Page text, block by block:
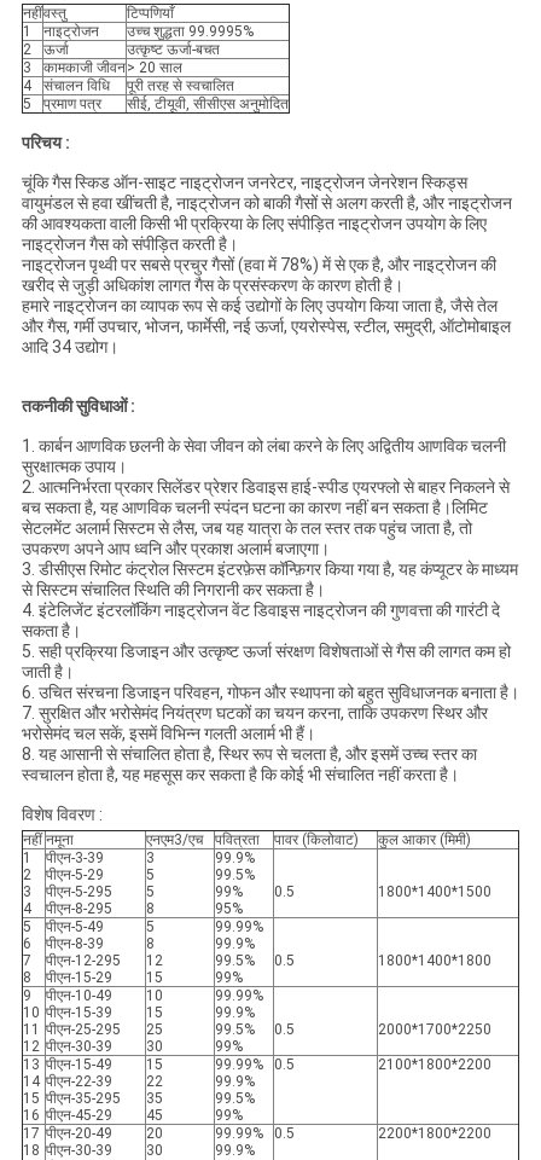
नहींवस्तु
टिप्पणियाँ
1
नाइट्रोजन
उच्च शुद्धता 99.9995%
2
ऊर्जा
उत्कृष्ट ऊर्जा-बचत
3
कामकाजी जीवन> 20 साल
4
संचालन विधि
पूरी तरह से स्वचालित
5
प्रमाण पत्र सीई, टीयूवी, सीसीएस अनुमोदित
परिचय :
चूंकि गैस स्किड ऑन-साइट नाइट्रोजन जनरेटर, नाइट्रोजन जेनरेशन स्किड्स
वायुमंडल से हवा खींचती है, नाइट्रोजन को बाकी गैसों से अलग करती है, और नाइट्रोजन
की आवश्यकता वाली किसी भी प्रक्रिया के लिए संपीड़ित नाइट्रोजन उपयोग के लिए
नाइट्रोजन गैस को संपीड़ित करती है।
नाइट्रोजन पृथ्वी पर सबसे प्रचुर गैसों (हवा में 78%) में से एक है, और नाइट्रोजन की
खरीद से जुड़ी अधिकांश लागत गैस के प्रसंस्करण के कारण होती है।
हमारे नाइट्रोजन का व्यापक रूप से कई उद्योगों के लिए उपयोग किया जाता है, जैसे तेल
और गैस, गर्मी उपचार, भोजन, फार्मेसी, नई ऊर्जा, एयरोस्पेस, स्टील, समुद्री, ऑटोमोबाइल
आदि 34 उद्योग।
तकनीकी सुविधाओं :
1. कार्बन आणविक छलनी के सेवा जीवन को लंबा करने के लिए अद्वितीय आणविक चलनी
सुरक्षात्मक उपाय।
2. आत्मनिर्भरता प्रकार सिलेंडर प्रेशर डिवाइस हाई-स्पीड एयरफ्लो से बाहर निकलने से
बच सकता है, यह आणविक चलनी स्पंदन घटना का कारण नहीं बन सकता है।लिमिट
सेटलमेंट अलार्म सिस्टम से लैस, जब यह यात्रा के तल स्तर तक पहुंच जाता है, तो
उपकरण अपने आप ध्वनि और प्रकाश अलार्म बजाएगा।
3. डीसीएस रिमोट कंट्रोल सिस्टम इंटरफ़ेस कॉन्फ़िगर किया गया है, यह कंप्यूटर के माध्यम
से सिस्टम संचालित स्थिति की निगरानी कर सकता है।
4. इंटेलिजेंट इंटरलॉकिंग नाइट्रोजन वेंट डिवाइस नाइट्रोजन की गुणवत्ता की गारंटी दे
सकता है।
5. सही प्रक्रिया डिजाइन और उत्कृष्ट ऊर्जा संरक्षण विशेषताओं से गैस की लागत कम हो
जाती है।
6. उचित संरचना डिजाइन परिवहन, गोफन और स्थापना को बहुत सुविधाजनक बनाता है।
7. सुरक्षित और भरोसेमंद नियंत्रण घटकों का चयन करना, ताकि उपकरण स्थिर और
भरोसेमंद चल सकें, इसमें विभिन्न गलती अलार्म भी हैं।
8. यह आसानी से संचालित होता है, स्थिर रूप से चलता है, और इसमें उच्च स्तर का
स्वचालन होता है, यह महसूस कर सकता है कि कोई भी संचालित नहीं करता है।
विशेष विवरण :
नहीं नमूना एनएम3/एच पवित्रता पावर (किलोवाट)
कुल आकार (मिमी)
1
2
3
4
पीएन-3-39
पीएन-5-29
पीएन-5-295
पीएन-8-295
3
5
5
8
99.9%
99.5%
99%
95%
0.5 1800*1400*1500
5
6
7
8
पीएन-5-49
पीएन-8-39
पीएन-12-295
पीएन-15-29
5
8
12
15
99.99%
99.9%
99.5%
99%
0.5 1800*1400*1800
9
10
11
12
पीएन-10-49
पीएन-15-39
पीएन-25-295
पीएन-30-39
10
15
25
30
99.99%
99.9%
99.5%
99%
0.5 2000*1700*2250
13
14
15
16
पीएन-15-49
पीएन-22-39
पीएन-35-295
पीएन-45-29
15
22
35
45
99.99%
99.9%
99.5%
99%
0.5 2100*1800*2200
17
18
पीएन-20-49
पीएन-30-39
20
30
99.99%
99.9%
0.5 2200*1800*2200